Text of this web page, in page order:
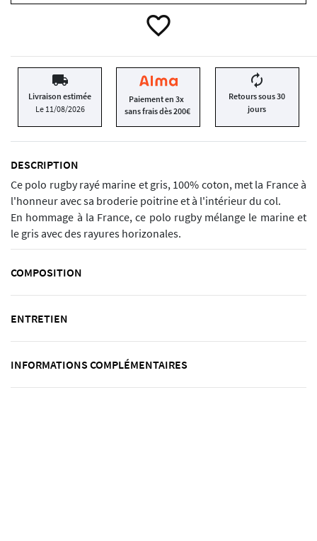
favorite_border
local_shipping
Livraison estimée
Le 11/08/2026
Paiement en 3x
sans frais dès 200€
autorenew
Retours sous 30
jours
DESCRIPTION
Ce polo rugby rayé marine et gris, 100% coton, met la France à
l'honneur avec sa broderie poitrine et à l'intérieur du col.
En hommage à la France, ce polo rugby mélange le marine et
le gris avec des rayures horizonales.
COMPOSITION
ENTRETIEN
INFORMATIONS COMPLÉMENTAIRES